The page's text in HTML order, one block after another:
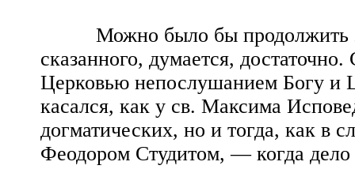
Можно было бы продолжить
сказанного, думается,
Церковью непослушанием Богу и
касался, как у св. Максима
догматических, но и тогда, как в
Феодором Студитом, — когда